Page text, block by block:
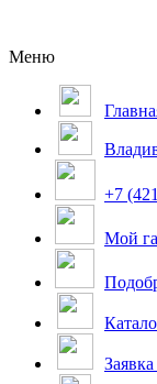
Меню
+7
Мой